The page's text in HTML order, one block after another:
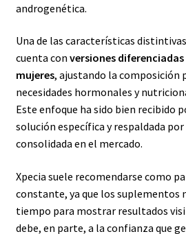
androgenética.
Una de las características distintivas
cuenta con versiones
mujeres, ajustando la composición
necesidades hormonales y
Este enfoque ha sido bien recibido
solución específica y respaldada
consolidada en el mercado.
Xpecia suele recomendarse como
constante, ya que los suplementos
tiempo para mostrar resultados
debe, en parte, a la confianza que